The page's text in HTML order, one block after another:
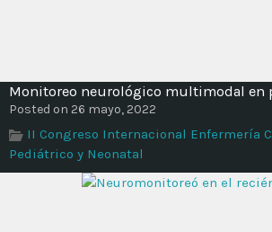
Monitoreo neurológico multimodal en
Posted on 26 mayo, 2022
II Congreso Internacional Enfermería
Pediátrico y Neonatal